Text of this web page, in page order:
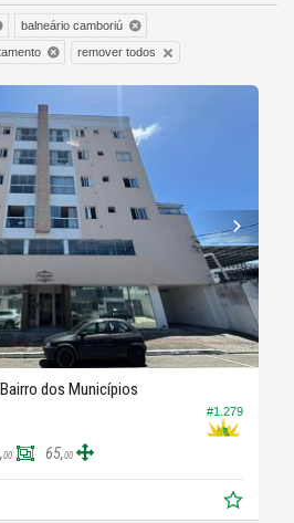
balneário camboriú
remover todos
#1.279
Bairro dos Municípios
00 65,00